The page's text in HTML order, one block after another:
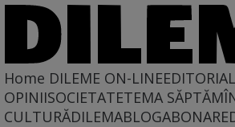
Home DILEME ON-LINE
OPINIISOCIETATETEMA
CULTURĂDILEMABLOGABONARE